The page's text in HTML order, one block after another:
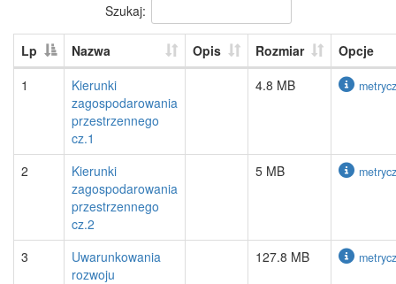
Szukaj:
Lp Nazwa Opis Rozmiar
Opcje
1
Kierunki
zagospodarowania
przestrzennego
cz.1
4.8 MB
2
Kierunki
zagospodarowania
przestrzennego
cz.2
5 MB
3
Uwarunkowania
rozwoju
127.8 MB